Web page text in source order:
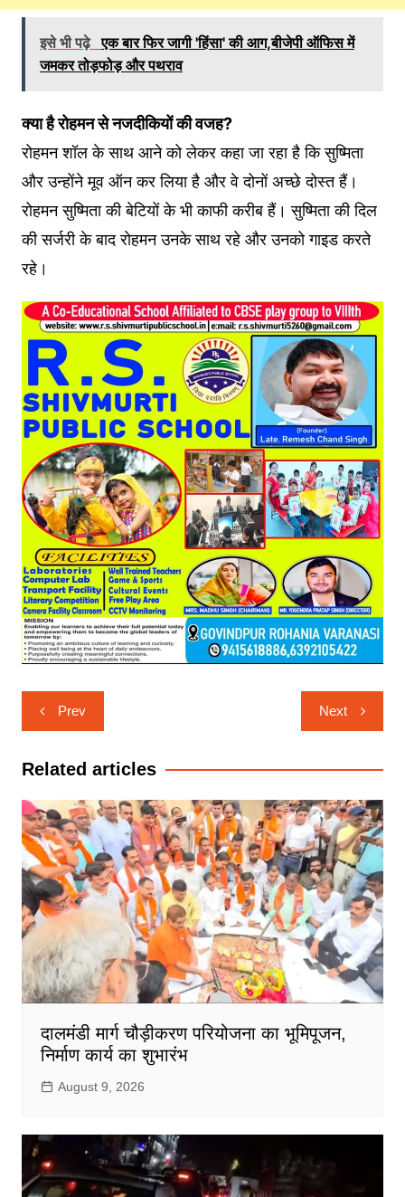
इसे भी पढ़े एक बार फिर जागी 'हिंसा' की आग,बीजेपी ऑफिस में
जमकर तोड़फोड़ और पथराव
क्या है रोहमन से नजदीकियों की वजह?
रोहमन शॉल के साथ आने को लेकर कहा जा रहा है कि सुष्मिता
और उन्होंने मूव ऑन कर लिया है और वे दोनों अच्छे दोस्त हैं।
रोहमन सुष्मिता की बेटियों के भी काफी करीब हैं। सुष्मिता की दिल
की सर्जरी के बाद रोहमन उनके साथ रहे और उनको गाइड करते
रहे।
Post
navigation
Prev Next
Related articles
दालमंडी मार्ग चौड़ीकरण परियोजना का भूमिपूजन,
निर्माण कार्य का शुभारंभ
August 9, 2026